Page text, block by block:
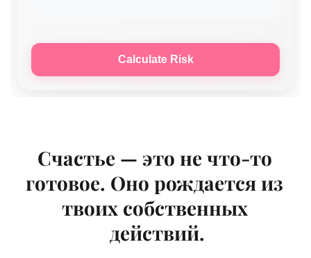
Calculate Risk
Счастье — это не что-то
готовое. Оно рождается из
твоих собственных
действий.